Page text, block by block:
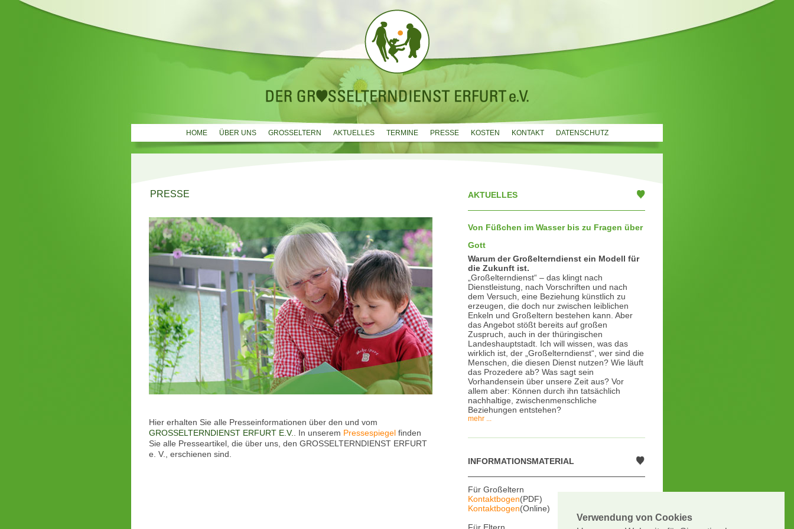
Verwendung von Cookies
HOME ÜBER UNS GROSSELTERN AKTUELLES TERMINE PRESSE KOSTEN KONTAKT DATENSCHUTZ
PRESSE
Hier erhalten Sie alle Presseinformationen über den und vom
GROSSELTERNDIENST ERFURT E.V.
. In unserem Pressespiegel finden
Sie alle Presseartikel, die über uns, den GROSSELTERNDIENST ERFURT
e. V., erschienen sind.
AKTUELLES
Von Füßchen im Wasser bis zu Fragen über
Gott
Warum der Großelterndienst ein Modell für
die Zukunft ist.
„Großelterndienst“ – das klingt nach
Dienstleistung, nach Vorschriften und nach
dem Versuch, eine Beziehung künstlich zu
erzeugen, die doch nur zwischen leiblichen
Enkeln und Großeltern bestehen kann. Aber
das Angebot stößt bereits auf großen
Zuspruch, auch in der thüringischen
Landeshauptstadt. Ich will wissen, was das
wirklich ist, der „Großelterndienst“, wer sind die
Menschen, die diesen Dienst nutzen? Wie läuft
das Prozedere ab? Was sagt sein
Vorhandensein über unsere Zeit aus? Vor
allem aber: Können durch ihn tatsächlich
nachhaltige, zwischenmenschliche
Beziehungen entstehen?
mehr ...
INFORMATIONSMATERIAL
Für Großeltern
Kontaktbogen(PDF)
Kontaktbogen(Online)